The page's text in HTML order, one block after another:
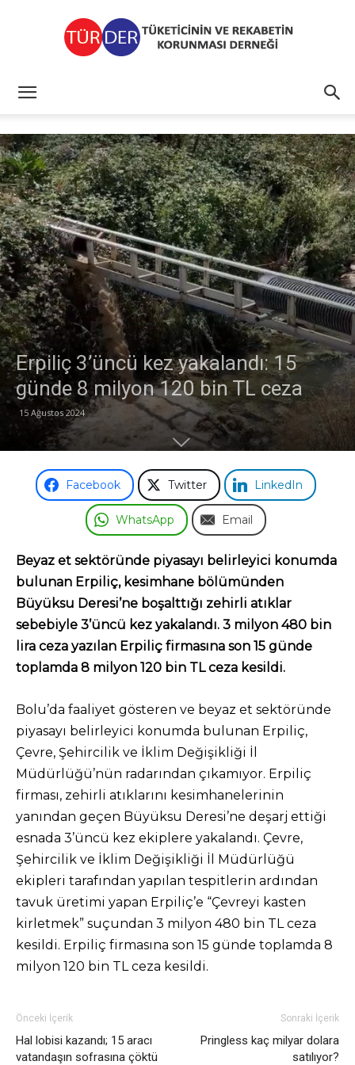
Erpiliç 3’üncü kez yakalandı: 15
günde 8 milyon 120 bin TL ceza
15 Ağustos 2024
Facebook Twitter LinkedIn
WhatsApp Email
Beyaz et sektöründe piyasayı belirleyici konumda
bulunan Erpiliç, kesimhane bölümünden
Büyüksu Deresi’ne boşalttığı zehirli atıklar
sebebiyle 3’üncü kez yakalandı. 3 milyon 480 bin
lira ceza yazılan Erpiliç firmasına son 15 günde
toplamda 8 milyon 120 bin TL ceza kesildi.
Bolu’da faaliyet gösteren ve beyaz et sektöründe
piyasayı belirleyici konumda bulunan Erpiliç,
Çevre, Şehircilik ve İklim Değişikliği İl
Müdürlüğü’nün radarından çıkamıyor. Erpiliç
firması, zehirli atıklarını kesimhanelerinin
yanından geçen Büyüksu Deresi’ne deşarj ettiği
esnada 3’üncü kez ekiplere yakalandı. Çevre,
Şehircilik ve İklim Değişikliği İl Müdürlüğü
ekipleri tarafından yapılan tespitlerin ardından
tavuk üretimi yapan Erpiliç’e “Çevreyi kasten
kirletmek” suçundan 3 milyon 480 bin TL ceza
kesildi. Erpiliç firmasına son 15 günde toplamda 8
milyon 120 bin TL ceza kesildi.
Önceki İçerik
Hal lobisi kazandı; 15 aracı
vatandaşın sofrasına çöktü
Sonraki İçerik
Pringless kaç milyar dolara
satılıyor?